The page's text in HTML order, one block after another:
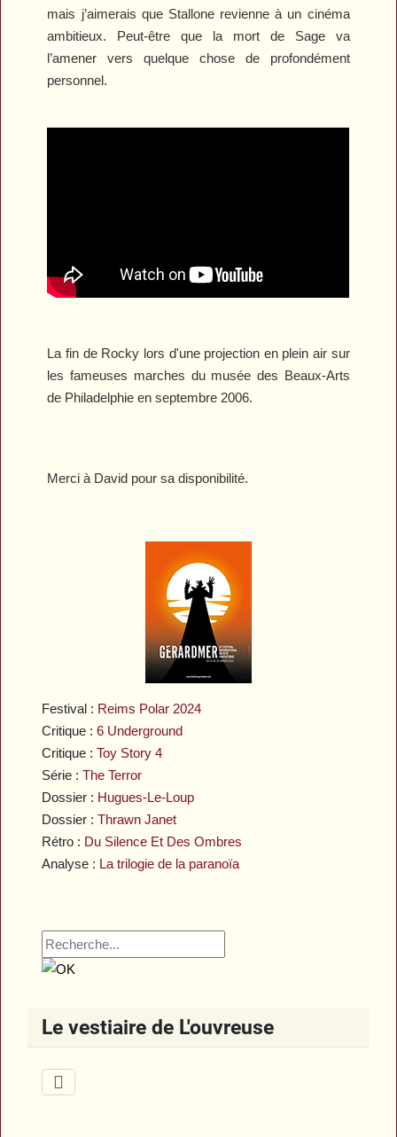
Festival : Reims Polar 2024
Critique :6 Underground
Critique :Toy Story 4
Série :The Terror
Dossier : Hugues-Le-Loup
Dossier :Thrawn Janet
Rétro : Du Silence Et Des Ombres
Analyse : La trilogie de la paranoïa
Le vestiaire de L'ouvreuse
mais j’aimerais que Stallone revienne à un cinéma
ambitieux. Peut-être que la mort de Sage va
l’amener vers quelque chose de profondément
personnel.
La fin de Rocky lors d'une projection en plein air sur
les fameuses marches du musée des Beaux-Arts
de Philadelphie en septembre 2006.
Merci à David pour sa disponibilité.